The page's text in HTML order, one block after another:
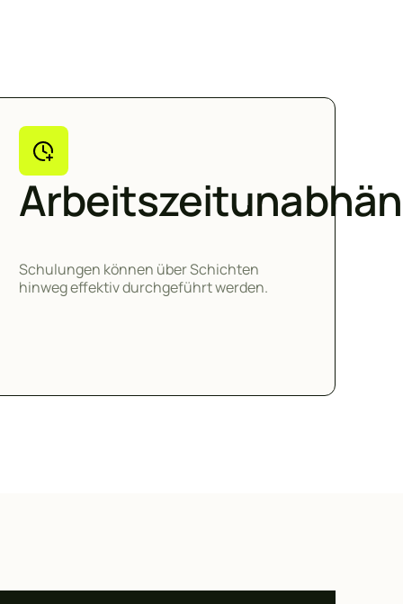
Schulungen können über Schichten
hinweg effektiv durchgeführt werden.